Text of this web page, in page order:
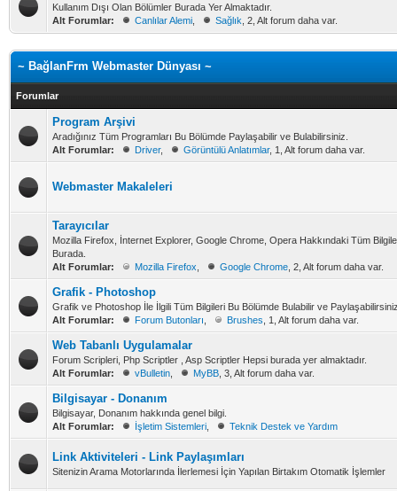
Kullanım Dışı Olan Bölümler Burada Yer Almaktadır.
Alt Forumlar:
Canlılar Alemi Sağlık , 2, Alt forum daha var.
~ BağlanFrm Webmaster Dünyası ~
Forumlar
Program Arşivi
Aradığınız Tüm Programları Bu Bölümde Paylaşabilir ve Bulabilirsiniz.
Alt Forumlar:
Driver, Görüntülü Anlatımlar, 1, Alt forum daha var.
Webmaster Makaleleri
Tarayıcılar
Mozilla Firefox, İnternet Explorer, Google Chrome, Opera Hakkındaki Tüm
Burada.
Alt Forumlar:
Mozilla Firefox Google Chrome , 2, Alt forum daha var.
Grafik - Photoshop
Grafik ve Photoshop İle İlgili Tüm Bilgileri Bu Bölümde Bulabilir ve
Alt Forumlar:
Forum Butonları Brushes , 1, Alt forum daha var.
Web Tabanlı Uygulamalar
Forum Scripleri, Php Scriptler , Asp Scriptler Hepsi burada yer almaktadır.
Alt Forumlar:
vBulletin MyBB , 3, Alt forum daha var.
Bilgisayar - Donanım
Bilgisayar, Donanım hakkında genel bilgi.
Alt Forumlar:
İşletim Sistemleri Teknik Destek ve Yardım
Link Aktiviteleri - Link Paylaşımları
Sitenizin Arama Motorlarında İlerlemesi İçin Yapılan Birtakım Otomatik İşlemler